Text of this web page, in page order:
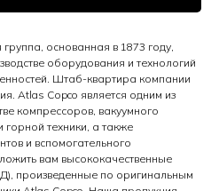
основанная в 1873 году,
оборудования и технологий
Штаб-квартира компании
Atlas Copco является одним из
компрессоров, вакуумного
горной техники, а также
и вспомогательного
вам высококачественные
произведенные по оригинальным